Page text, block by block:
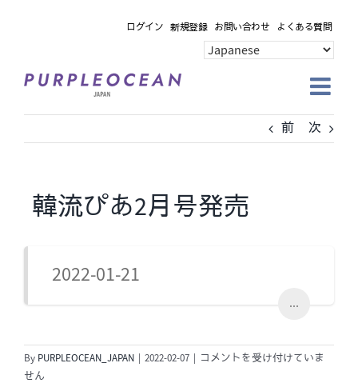
ログイン 新規登録 お問い合わせ よくある質問
前 次
韓流ぴあ2月号発売
2022-01-21
...
By PURPLEOCEAN_JAPAN 2022-02-07
韓
コメントを受け付けていま
せん